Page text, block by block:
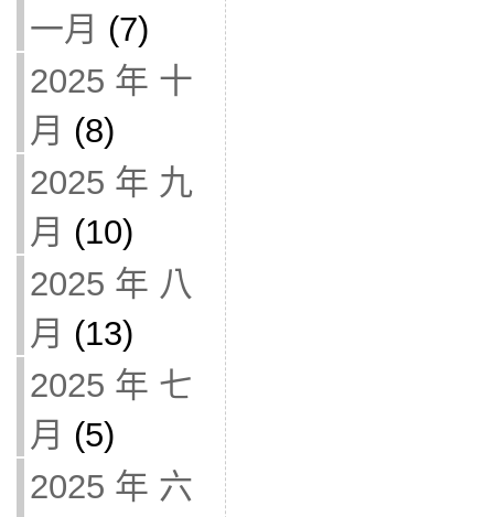
一月 (7)
2025 年 十
月 (8)
2025 年 九
月 (10)
2025 年 八
月 (13)
2025 年 七
月 (5)
2025 年 六